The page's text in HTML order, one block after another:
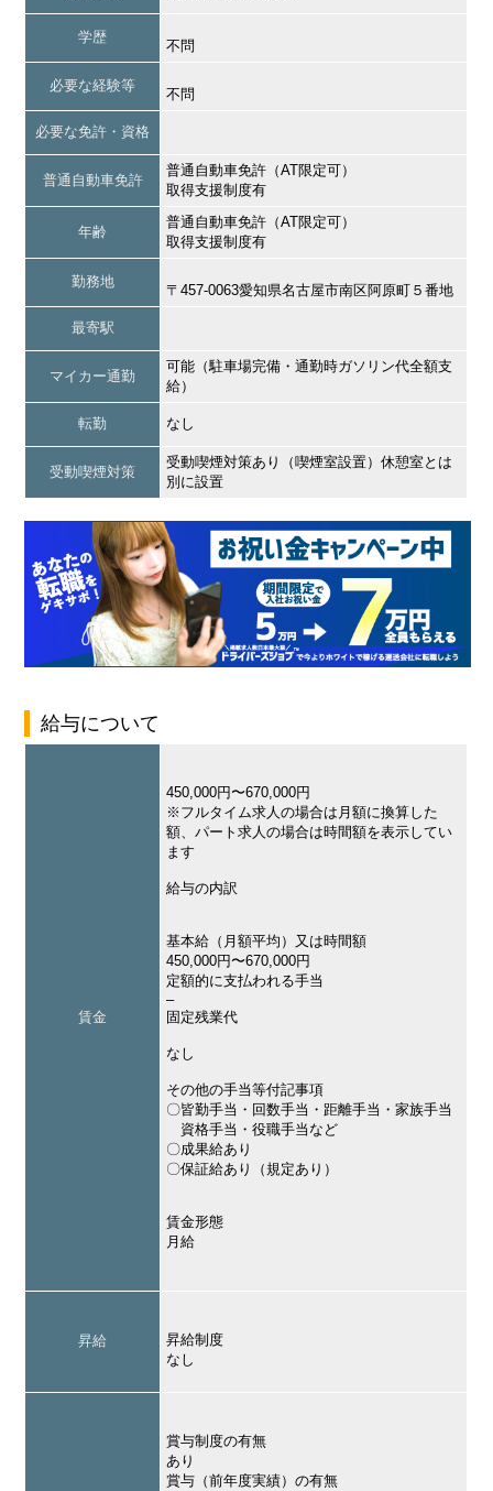
学歴
不問
必要な経験等
不問
必要な免許・資格
普通自動車免許
普通自動車免許（AT限定可）
取得支援制度有
年齢
普通自動車免許（AT限定可）
取得支援制度有
勤務地
〒457-0063愛知県名古屋市南区阿原町５番地
最寄駅
マイカー通勤
可能（駐車場完備・通勤時ガソリン代全額支
給）
転勤 なし
受動喫煙対策
受動喫煙対策あり（喫煙室設置）休憩室とは
別に設置
給与について
賃金
450,000円〜670,000円
※フルタイム求人の場合は月額に換算した
額、パート求人の場合は時間額を表示してい
ます
給与の内訳
基本給（月額平均）又は時間額
450,000円〜670,000円
定額的に支払われる手当
–
固定残業代
なし
その他の手当等付記事項
〇皆勤手当・回数手当・距離手当・家族手当
資格手当・役職手当など
〇成果給あり
〇保証給あり（規定あり）
賃金形態
月給
昇給
昇給制度
なし
賞与制度の有無
あり
賞与（前年度実績）の有無